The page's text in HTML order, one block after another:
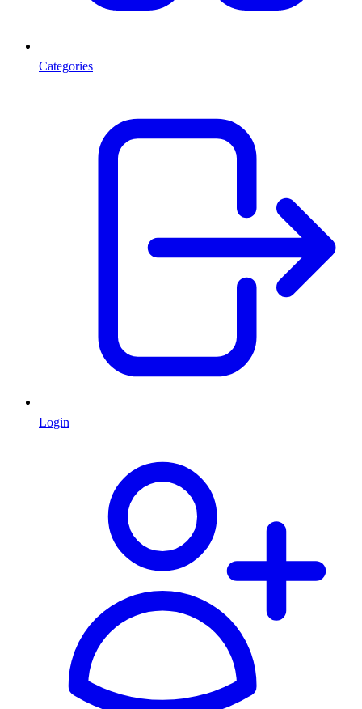
Categories
Login